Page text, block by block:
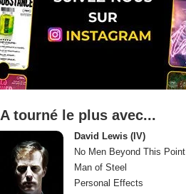
A tourné le plus avec...
David Lewis (IV)
No Men Beyond This Point
Man of Steel
Personal Effects